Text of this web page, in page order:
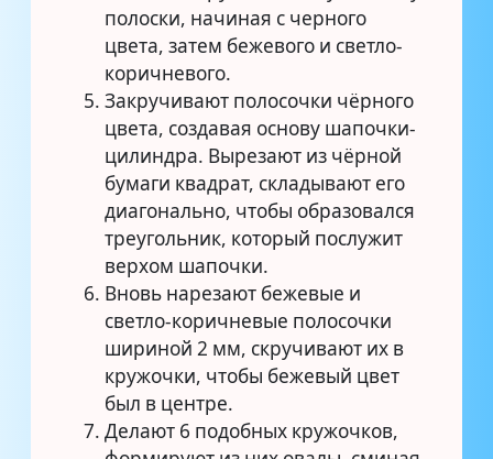
полоски, начиная с черного
цвета, затем бежевого и светло-
коричневого.
Закручивают полосочки чёрного
цвета, создавая основу шапочки-
цилиндра. Вырезают из чёрной
бумаги квадрат, складывают его
диагонально, чтобы образовался
треугольник, который послужит
верхом шапочки.
Вновь нарезают бежевые и
светло-коричневые полосочки
шириной 2 мм, скручивают их в
кружочки, чтобы бежевый цвет
был в центре.
Делают 6 подобных кружочков,